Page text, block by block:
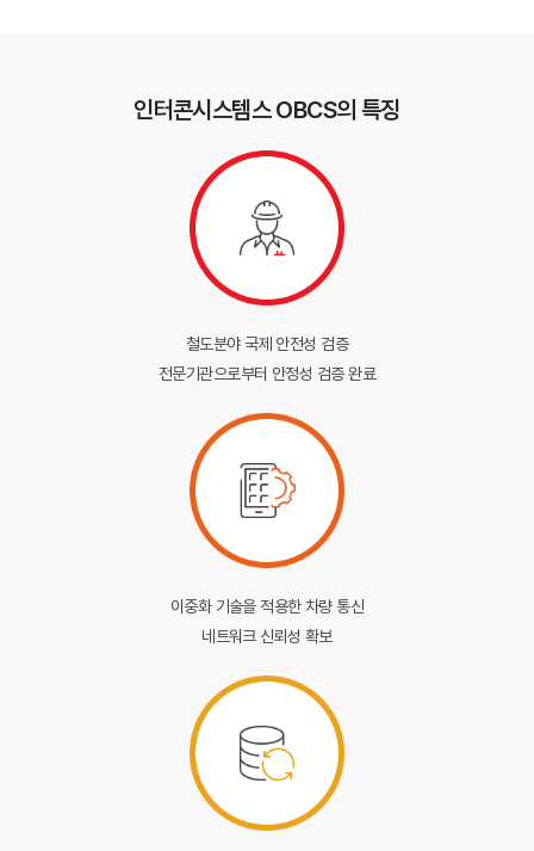
인터콘시스템스 OBCS의 특징
철도분야 국제 안전성 검증
전문기관으로부터 안정성 검증 완료
이중화 기술을 적용한 차량 통신
네트워크 신뢰성 확보